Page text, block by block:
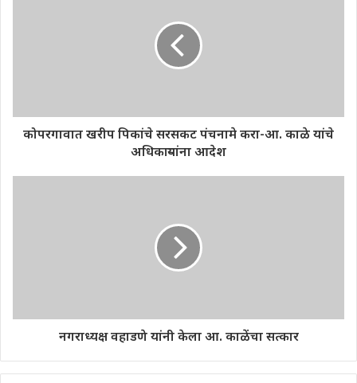
कोपरगावात खरीप पिकांचे सरसकट पंचनामे करा-आ. काळे यांचे
अधिकाऱ्यांना आदेश
नगराध्यक्ष वहाडणे यांनी केला आ. काळेंचा सत्कार